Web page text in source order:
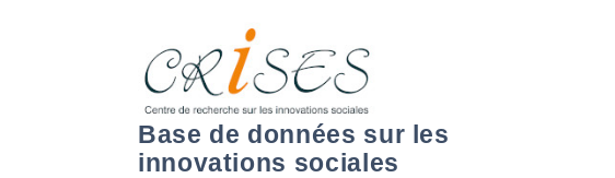
Base de données sur les
innovations sociales